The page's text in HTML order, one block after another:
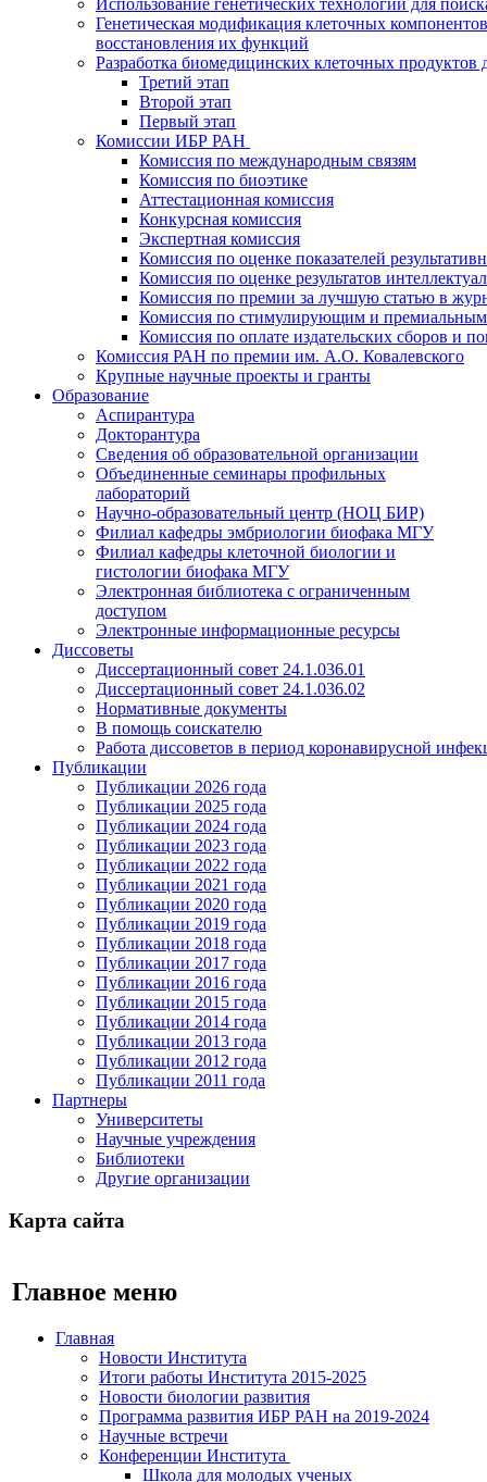
Использование генетических технологий для
Генетическая модификация клеточных
восстановления их функций
Разработка биомедицинских клеточных продуктов
Третий этап
Второй этап
Первый этап
Комиссии ИБР РАН
Комиссия по международным связям
Комиссия по биоэтике
Аттестационная комиссия
Конкурсная комиссия
Экспертная комиссия
Комиссия по оценке показателей
Комиссия по оценке результатов
Комиссия по премии за лучшую статью в
Комиссия по стимулирующим и
Комиссия по оплате издательских сборов и
Комиссия РАН по премии им. А.О. Ковалевского
Крупные научные проекты и гранты
Образование
Аспирантура
Докторантура
Сведения об образовательной организации
Объединенные семинары профильных
лабораторий
Научно-образовательный центр (НОЦ БИР)
Филиал кафедры эмбриологии биофака МГУ
Филиал кафедры клеточной биологии и
гистологии биофака МГУ
Электронная библиотека с ограниченным
доступом
Электронные информационные ресурсы
Диссоветы
Диссертационный совет 24.1.036.01
Диссертационный совет 24.1.036.02
Нормативные документы
В помощь соискателю
Работа диссоветов в период коронавирусной
Публикации
Публикации 2026 года
Публикации 2025 года
Публикации 2024 года
Публикации 2023 года
Публикации 2022 года
Публикации 2021 года
Публикации 2020 года
Публикации 2019 года
Публикации 2018 года
Публикации 2017 года
Публикации 2016 года
Публикации 2015 года
Публикации 2014 года
Публикации 2013 года
Публикации 2012 года
Публикации 2011 года
Партнеры
Университеты
Научные учреждения
Библиотеки
Другие организации
Карта сайта
Главное меню
Главная
Новости Института
Итоги работы Института 2015-2025
Новости биологии развития
Программа развития ИБР РАН на 2019-2024
Научные встречи
Конференции Института
Школа для молодых ученых